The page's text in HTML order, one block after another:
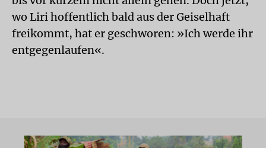
wo Liri hoffentlich bald aus der Geiselhaft
freikommt, hat er geschworen: »Ich werde ihr
entgegenlaufen«.